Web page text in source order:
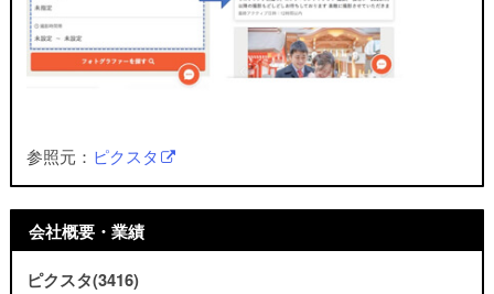
参照元： ピクスタ
会社概要・業績
ピクスタ(3416)